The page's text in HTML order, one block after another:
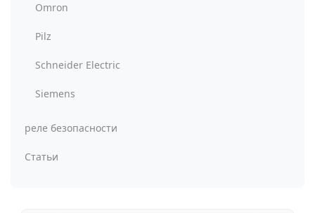
Omron
Pilz
Schneider Electric
Siemens
реле безопасности
Статьи